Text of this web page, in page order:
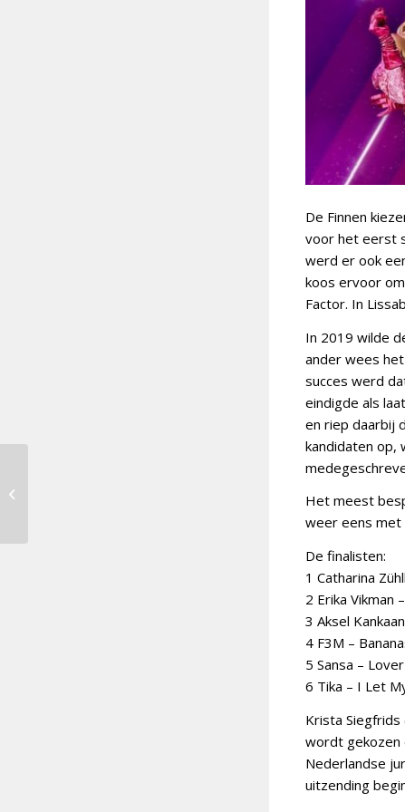
De Finnen
voor het eerst
werd er ook
koos ervoor
Factor. In
In 2019 wilde
ander wees
succes werd
eindigde als
en riep daarbij
kandidaten op,
Het meest
weer eens met
De finalisten:
1 Catharina
2 Erika Vikman
3 Aksel
4 F3M –
5 Sansa –
6 Tika – I Let
Krista Siegfrids
wordt gekozen
Nederlandse
uitzending